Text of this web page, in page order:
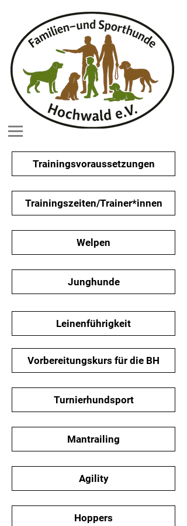
Trainingsvoraussetzungen
Trainingszeiten/Trainer*innen
Welpen
Junghunde
Leinenführigkeit
Vorbereitungskurs für die BH
Turnierhundsport
Mantrailing
Agility
Hoppers